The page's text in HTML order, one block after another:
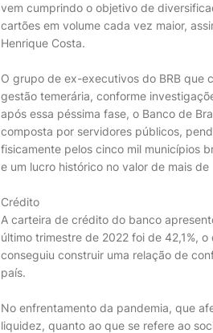
vem cumprindo o objetivo de
cartões em volume cada vez maior,
Henrique Costa.
O grupo de ex-executivos do BRB que
gestão temerária, conforme
após essa péssima fase, o Banco de
composta por servidores públicos,
fisicamente pelos cinco mil municípios
e um lucro histórico no valor de mais
Crédito
A carteira de crédito do banco
último trimestre de 2022 foi de 42,1%,
conseguiu construir uma relação de
país.
No enfrentamento da pandemia, que
liquidez, quanto ao que se refere ao